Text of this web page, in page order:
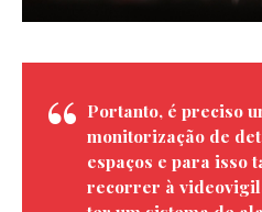
Portanto, é preciso
monitorização de
espaços e para isso
recorrer à